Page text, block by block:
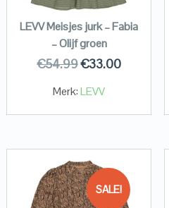
LEVV Meisjes jurk – Fabia
– Olijf groen
€54.99€33.00
Merk:LEVV
SALE!